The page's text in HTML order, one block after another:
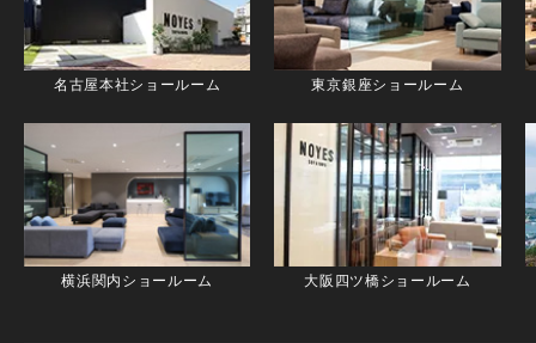
名古屋本社ショールーム 東京銀座ショールーム
横浜関内ショールーム 大阪四ツ橋ショールーム